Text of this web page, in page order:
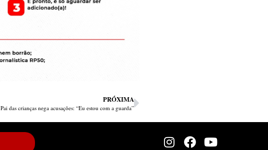
PRÓXIMA
Pai das crianças nega acusações: “Eu estou com a guarda”